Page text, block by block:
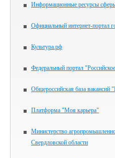
Информационные ресурсы
Официальный интернет-портал
Культура.рф
Федеральный портал
Общероссийская база вакансий
Платформа "Моя карьера"
Министерство
Свердловской области